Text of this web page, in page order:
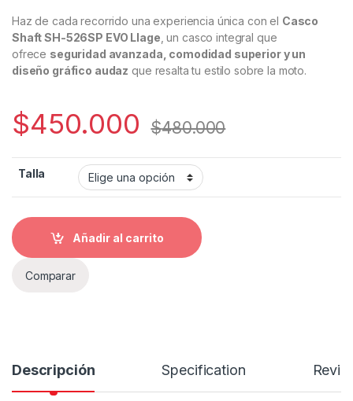
Haz de cada recorrido una experiencia única con el Casco
Shaft SH-526SP EVO Llage , un casco integral que
ofrece seguridad avanzada, comodidad superior y un
diseño gráfico audaz que resalta tu estilo sobre la moto.
$450.000 $480.000
Talla
Añadir al carrito
Comparar
Descripción Specification